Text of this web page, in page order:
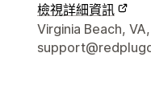
檢視詳細資訊
設計者聯絡詳細資訊
Virginia Beach,